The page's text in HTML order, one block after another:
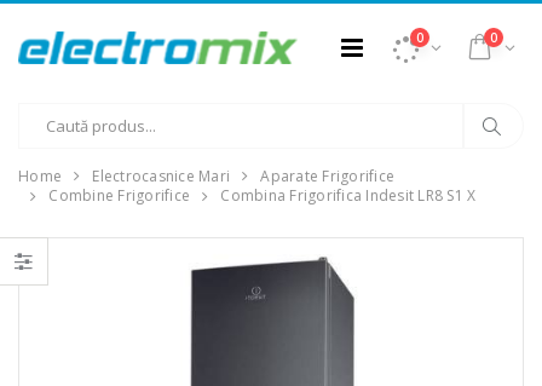
0 0
Home Electrocasnice Mari
Aparate Frigorifice
Combine Frigorifice
Combina Frigorifica Indesit LR8 S1 X